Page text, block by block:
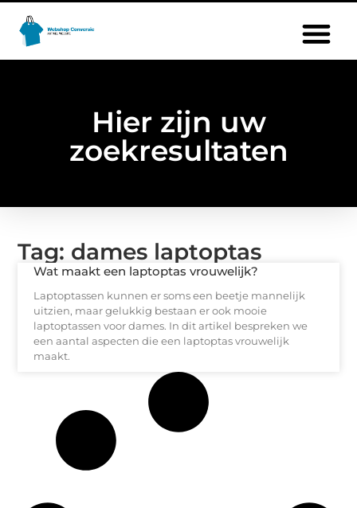
Hier zijn uw
zoekresultaten
Tag: dames laptoptas
Wat maakt een laptoptas vrouwelijk?
Laptoptassen kunnen er soms een beetje mannelijk
uitzien, maar gelukkig bestaan er ook mooie
laptoptassen voor dames. In dit artikel bespreken we
een aantal aspecten die een laptoptas vrouwelijk
maakt.